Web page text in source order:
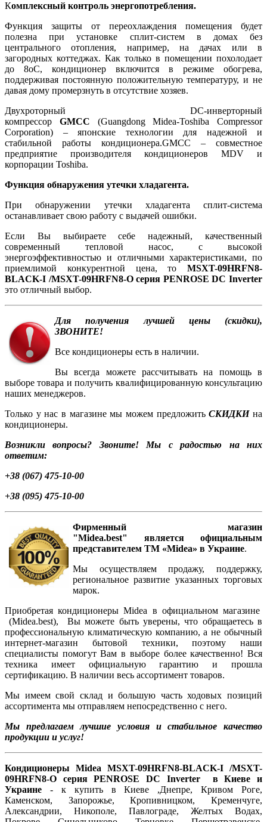
Комплексный контроль энергопотребления.
Функция защиты от переохлаждения помещения будет
полезна при установке сплит-систем в домах без
центрального отопления, например, на дачах или в
загородных коттеджах. Как только в помещении похолодает
до 8оС, кондиционер включится в режиме обогрева,
поддерживая постоянную положительную температуру, и не
давая дому промерзнуть в отсутствие хозяев.
Двухроторный DC-инверторный
компрессор GMCC (Guangdong Midea-Toshiba Compressor
Corporation) – японские технологии для надежной и
стабильной работы кондиционера.GMCC – совместное
предприятие производителя кондиционеров MDV и
корпорации Toshiba.
Функция обнаружения утечки хладагента.
При обнаружении утечки хладагента сплит-система
останавливает свою работу с выдачей ошибки.
Если Вы выбираете себе надежный, качественный
современный тепловой насос, с высокой
энергоэффективностью и отличными характеристиками, по
приемлимой конкурентной цена, то MSXT-09HRFN8-
BLACK-I /MSXT-09HRFN8-O серия PENROSE DC Inverter
это отличный выбор.
Для получения лучшей цены (скидки),
ЗВОНИТЕ!
Все кондиционеры есть в наличии.
Вы всегда можете рассчитывать на помощь в
выборе товара и получить квалифицированную консультацию
наших менеджеров.
Только у нас в магазине мы можем предложитьСКИДКИна
кондиционеры.
Возникли вопросы? Звоните! Мы с радостью на них
ответим:
+38 (067) 475-10-00
+38 (095) 475-10-00
Фирменный магазин
"Midea.best" является официальным
представителем ТМ «Midea» в Украине.
Мы осуществляем продажу, поддержку,
региональное развитие указанных торговых
марок.
Приобретая кондиционеры Midea в официальном магазине
(Midea.best), Вы можете быть уверены, что обращаетесь в
профессиональную климатическую компанию, а не обычный
интернет-магазин бытовой техники, поэтому наши
специалисты помогут Вам в выборе более качественно! Вся
техника имеет официальную гарантию и прошла
сертификацию. В наличии весь ассортимент товаров.
Мы имеем свой склад и большую часть ходовых позиций
ассортимента мы отправляем непосредственно с него.
Мы предлагаем лучшие условия и стабильное качество
продукции и услуг!
Кондиционеры Midea MSXT-09HRFN8-BLACK-I /MSXT-
09HRFN8-O серия PENROSE DC Inverter
в Киеве и
Украине - к купить в Киеве ,Днепре, Кривом Роге,
Каменском, Запорожье, Кропивницком, Кременчуге,
Александрии, Никополе, Павлограде, Желтых Водах,